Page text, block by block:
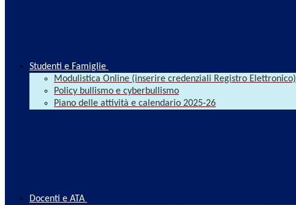
Studenti e Famiglie
Modulistica Online (inserire credenziali Registro Elettronico)
Policy bullismo e cyberbullismo
Piano delle attività e calendario 2025-26
Docenti e ATA